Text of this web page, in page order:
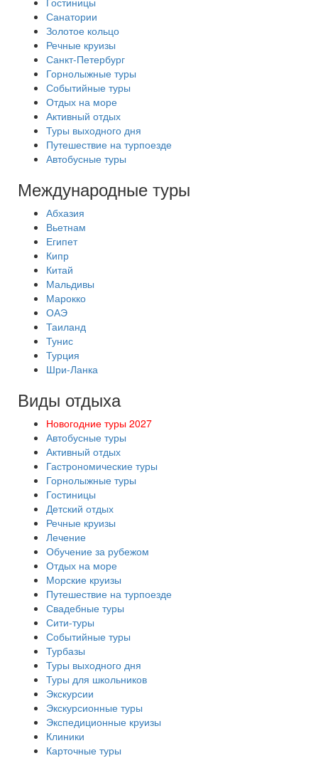
Санатории
Золотое кольцо
Речные круизы
Санкт-Петербург
Горнолыжные туры
Событийные туры
Отдых на море
Активный отдых
Туры выходного дня
Путешествие на турпоезде
Автобусные туры
Международные туры
Абхазия
Вьетнам
Египет
Кипр
Китай
Мальдивы
Марокко
ОАЭ
Таиланд
Тунис
Турция
Шри-Ланка
Виды отдыха
Новогодние туры 2027
Автобусные туры
Активный отдых
Гастрономические туры
Горнолыжные туры
Гостиницы
Детский отдых
Речные круизы
Лечение
Обучение за рубежом
Отдых на море
Морские круизы
Путешествие на турпоезде
Свадебные туры
Сити-туры
Событийные туры
Турбазы
Туры выходного дня
Туры для школьников
Экскурсии
Экскурсионные туры
Экспедиционные круизы
Клиники
Карточные туры